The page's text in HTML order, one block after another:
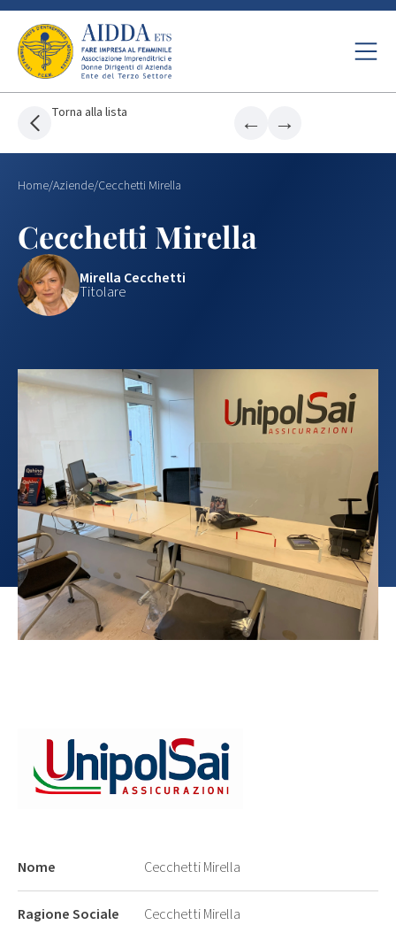
Torna alla lista ← →
Home/Aziende/Cecchetti Mirella
Cecchetti Mirella
Mirella Cecchetti
Titolare
Nome Cecchetti Mirella
Ragione Sociale Cecchetti Mirella